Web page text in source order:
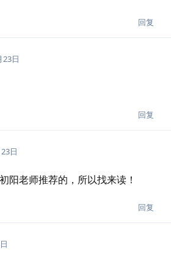
回复
23日
回复
日
阳老师推荐的，所以找来读！
回复